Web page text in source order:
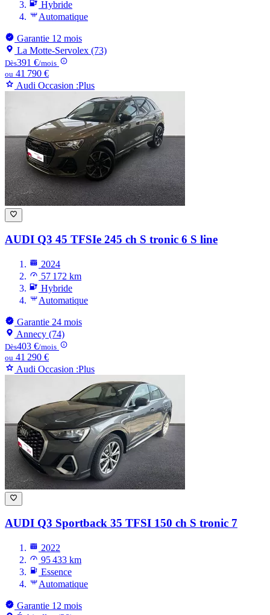
Hybride
Automatique
Garantie 12 mois
La Motte-Servolex (73)
Dès391 €/mois
ou 41 790 €
Audi Occasion :Plus
AUDI Q3 45 TFSIe 245 ch S tronic 6 S line
2024
57 172 km
Hybride
Automatique
Garantie 24 mois
Annecy (74)
Dès403 €/mois
ou 41 290 €
Audi Occasion :Plus
AUDI Q3 Sportback 35 TFSI 150 ch S tronic 7
2022
95 433 km
Essence
Automatique
Garantie 12 mois